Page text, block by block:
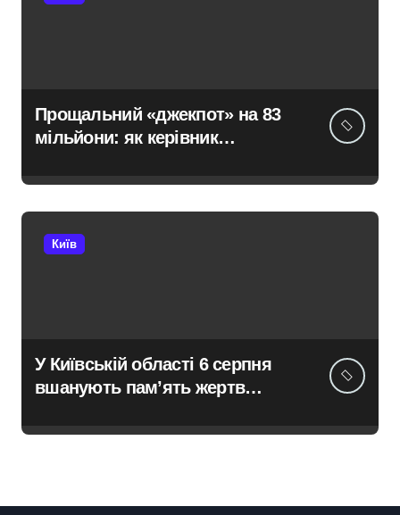
Прощальний «джекпот» на 83
мільйони: як керівник
бюджетні кошти шахраям
Київ
У Київській області 6 серпня
вшанують пам’ять жертв